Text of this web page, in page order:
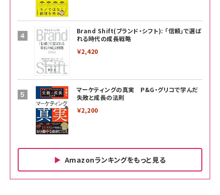
Brand Shift(ブランド・シフト): 「信頼」で選ば
れる時代の成長戦略
￥2,420
マーケティングの真実 P&G・グリコで学んだ
失敗と成長の法則
￥2,200
Amazonランキングをもっと見る